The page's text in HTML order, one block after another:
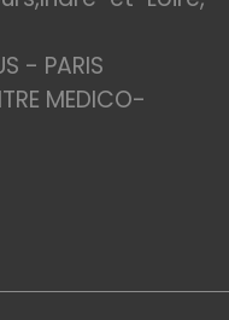
- PARIS
MEDICO-